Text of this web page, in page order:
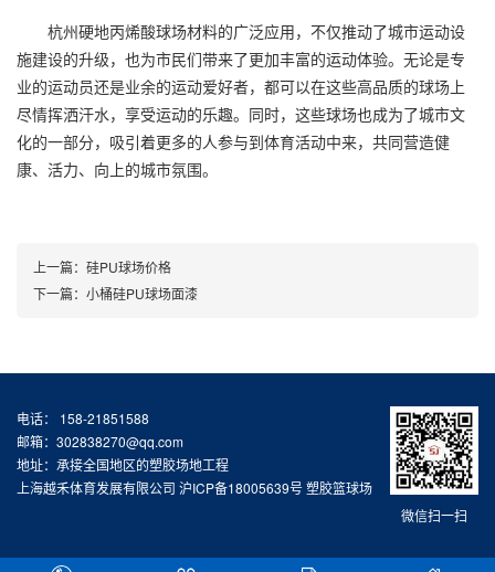
杭州硬地丙烯酸球场材料的广泛应用，不仅推动了城市运动设
施建设的升级，也为市民们带来了更加丰富的运动体验。无论是专
业的运动员还是业余的运动爱好者，都可以在这些高品质的球场上
尽情挥洒汗水，享受运动的乐趣。同时，这些球场也成为了城市文
化的一部分，吸引着更多的人参与到体育活动中来，共同营造健
康、活力、向上的城市氛围。
上一篇： 硅PU球场价格
下一篇： 小桶硅PU球场面漆
微信扫一扫
电话： 158-21851588
邮箱：302838270@qq.com
地址：承接全国地区的塑胶场地工程
上海越禾体育发展有限公司 沪ICP备18005639号塑胶篮球场